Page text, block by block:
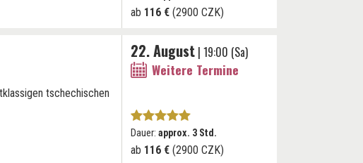
ab 116 € (2900 CZK)
tschechischen
22. August | 19:00 (Sa)
Weitere Termine
Dauer: approx. 3 Std.
ab 116 € (2900 CZK)